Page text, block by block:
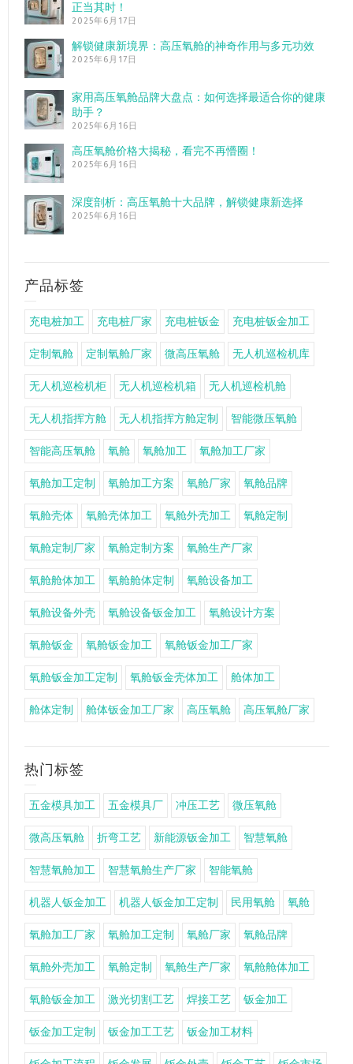
正当其时！
2025年6月17日
解锁健康新境界：高压氧舱的神奇作用与多元功效
2025年6月17日
家用高压氧舱品牌大盘点：如何选择最适合你的健康
助手？
2025年6月16日
高压氧舱价格大揭秘，看完不再懵圈！
2025年6月16日
深度剖析：高压氧舱十大品牌，解锁健康新选择
2025年6月16日
产品标签
充电桩加工 充电桩厂家 充电桩钣金 充电桩钣金加工
定制氧舱 定制氧舱厂家 微高压氧舱 无人机巡检机库
无人机巡检机柜 无人机巡检机箱 无人机巡检机舱
无人机指挥方舱 无人机指挥方舱定制 智能微压氧舱
智能高压氧舱 氧舱 氧舱加工 氧舱加工厂家
氧舱加工定制 氧舱加工方案 氧舱厂家 氧舱品牌
氧舱壳体 氧舱壳体加工 氧舱外壳加工 氧舱定制
氧舱定制厂家 氧舱定制方案 氧舱生产厂家
氧舱舱体加工 氧舱舱体定制 氧舱设备加工
氧舱设备外壳 氧舱设备钣金加工 氧舱设计方案
氧舱钣金 氧舱钣金加工 氧舱钣金加工厂家
氧舱钣金加工定制 氧舱钣金壳体加工 舱体加工
舱体定制 舱体钣金加工厂家 高压氧舱 高压氧舱厂家
热门标签
五金模具加工 五金模具厂 冲压工艺 微压氧舱
微高压氧舱 折弯工艺 新能源钣金加工 智慧氧舱
智慧氧舱加工 智慧氧舱生产厂家 智能氧舱
机器人钣金加工 机器人钣金加工定制 民用氧舱 氧舱
氧舱加工厂家 氧舱加工定制 氧舱厂家 氧舱品牌
氧舱外壳加工 氧舱定制 氧舱生产厂家 氧舱舱体加工
氧舱钣金加工 激光切割工艺 焊接工艺 钣金加工
钣金加工定制 钣金加工工艺 钣金加工材料